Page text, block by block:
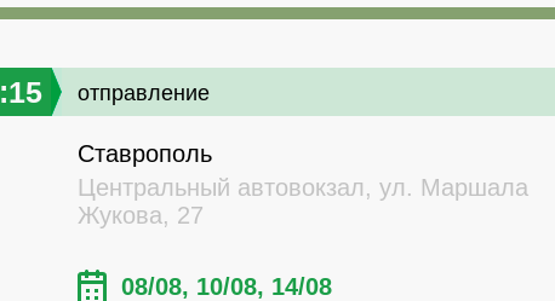
отправление
Ставрополь
Центральный автовокзал, ул. Маршала
Жукова, 27
08/08, 10/08, 14/08